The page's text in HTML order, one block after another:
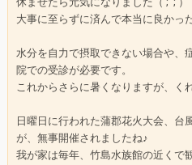
大事に至らずに済んで本当に良かっ
水分を自力で摂取できない場合や、
院での受診が必要です。
これからさらに暑くなりますが、
日曜日に行われた蒲郡花火大会、台
が、無事開催されましたね♪
我が家は毎年、竹島水族館の近くで